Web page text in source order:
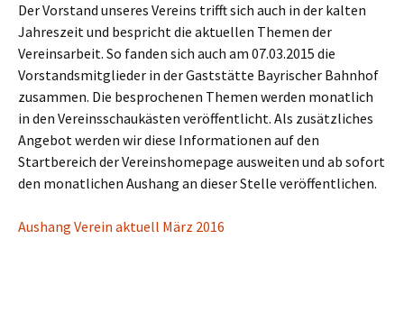
Der Vorstand unseres Vereins trifft sich auch in der kalten
Jahreszeit und bespricht die aktuellen Themen der
Vereinsarbeit. So fanden sich auch am 07.03.2015 die
Vorstandsmitglieder in der Gaststätte Bayrischer Bahnhof
zusammen. Die besprochenen Themen werden monatlich
in den Vereinsschaukästen veröffentlicht. Als zusätzliches
Angebot werden wir diese Informationen auf den
Startbereich der Vereinshomepage ausweiten und ab sofort
den monatlichen Aushang an dieser Stelle veröffentlichen.
Aushang Verein aktuell März 2016